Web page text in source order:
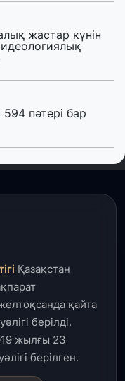
жастар күнін
идеологиялық
пәтері бар
құбыры,
жаңа театр
Қазақстан
қайта
берілді.
жылғы 23
берілген.